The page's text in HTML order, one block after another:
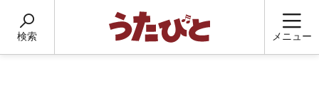
検索 メニュー